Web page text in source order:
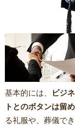
基本的には、
ビジ
トとのボタンは留
る礼服や、葬儀で